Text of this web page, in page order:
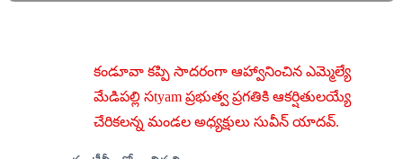
కండూవా కప్పి సాదరంగా ఆహ్వానించిన ఎమ్మెల్యే
మేడిపల్లి సtyam ప్రభుత్వ ప్రగతికి ఆకర్షితులయ్యే
చేరికలన్న మండల అధ్యక్షులు సువీన్ యాదవ్.